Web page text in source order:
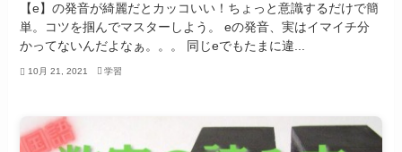
【e】の発音が綺麗だとカッコいい！ちょっと意識するだけで簡
単。コツを掴んでマスターしよう。 eの発音、実はイマイチ分
かってないんだよなぁ。。。 同じeでもたまに違...
10月 21, 2021 学習